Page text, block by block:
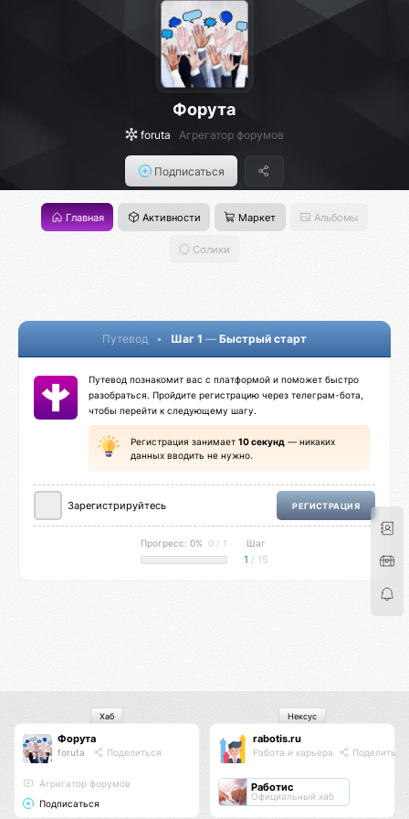
Форута
foruta Агрегатор форумов
Подписаться
Главная Активности Маркет Альбомы
Солики
Путевод • Шаг 1 — Быстрый старт
Путевод познакомит вас с платформой и поможет быстро
разобраться. Пройдите регистрацию через телеграм-бота,
чтобы перейти к следующему шагу.
Регистрация занимает 10 секунд — никаких
данных вводить не нужно.
Зарегистрируйтесь РЕГИСТРАЦИЯ
Прогресс: 0% 0 / 1 Шаг
1 / 15
Форута
foruta Поделиться
Агрегатор форумов
Подписаться
Хаб
rabotis.ru
Работа и карьера Поделиться
Работис
Официальный хаб
Нексус